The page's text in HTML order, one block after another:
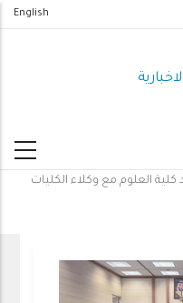
English
كلية العلوم مع وكلاء الكليات